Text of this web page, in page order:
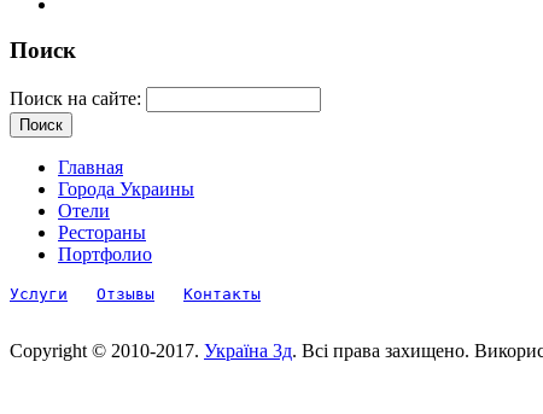
Поиск
Поиск на сайте:
Главная
Города Украины
Отели
Рестораны
Портфолио
Услуги Отзывы Контакты
Copyright © 2010-2017. Україна 3д. Всі права захищено.